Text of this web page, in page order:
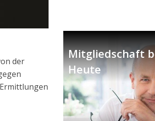
der
Mitgliedschaft
Heute